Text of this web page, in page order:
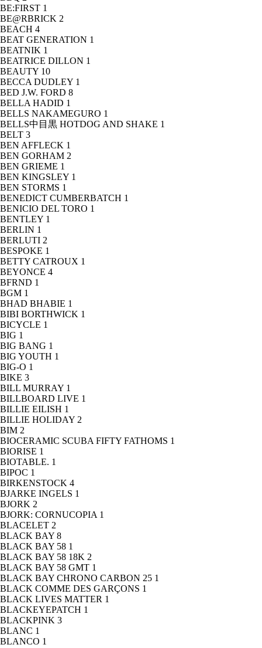
BE:FIRST 1
BE@RBRICK 2
BEACH 4
BEAT GENERATION 1
BEATNIK 1
BEATRICE DILLON 1
BEAUTY 10
BECCA DUDLEY 1
BED J.W. FORD 8
BELLA HADID 1
BELLS NAKAMEGURO 1
BELLS中目黒 HOTDOG AND SHAKE 1
BELT 3
BEN AFFLECK 1
BEN GORHAM 2
BEN GRIEME 1
BEN KINGSLEY 1
BEN STORMS 1
BENEDICT CUMBERBATCH 1
BENICIO DEL TORO 1
BENTLEY 1
BERLIN 1
BERLUTI 2
BESPOKE 1
BETTY CATROUX 1
BEYONCE 4
BFRND 1
BGM 1
BHAD BHABIE 1
BIBI BORTHWICK 1
BICYCLE 1
BIG 1
BIG BANG 1
BIG YOUTH 1
BIG-O 1
BIKE 3
BILL MURRAY 1
BILLBOARD LIVE 1
BILLIE EILISH 1
BILLIE HOLIDAY 2
BIM 2
BIOCERAMIC SCUBA FIFTY FATHOMS 1
BIORISE 1
BIOTABLE. 1
BIPOC 1
BIRKENSTOCK 4
BJARKE INGELS 1
BJORK 2
BJORK: CORNUCOPIA 1
BLACELET 2
BLACK BAY 8
BLACK BAY 58 1
BLACK BAY 58 18K 2
BLACK BAY 58 GMT 1
BLACK BAY CHRONO CARBON 25 1
BLACK COMME DES GARÇONS 1
BLACK LIVES MATTER 1
BLACKEYEPATCH 1
BLACKPINK 3
BLANC 1
BLANCO 1